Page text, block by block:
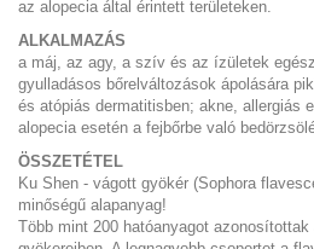
az alopecia által érintett területeken.
ALKALMAZÁS
a máj, az agy, a szív és az ízületek
gyulladásos bőrelváltozások ápolására
és atópiás dermatitisben; akne, allergiás
alopecia esetén a fejbőrbe való
ÖSSZETÉTEL
Ku Shen - vágott gyökér (Sophora
minőségű alapanyag!
Több mint 200 hatóanyagot